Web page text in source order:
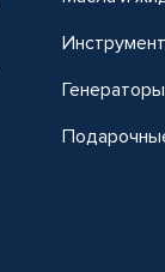
Инструмент